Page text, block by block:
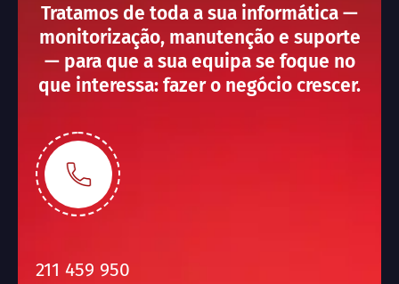
Tratamos de toda a sua informática —
monitorização, manutenção e suporte
— para que a sua equipa se foque no
que interessa: fazer o negócio crescer.
211 459 950